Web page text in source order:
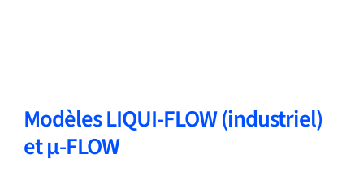
Modèles LIQUI-FLOW (industriel)
et µ-FLOW